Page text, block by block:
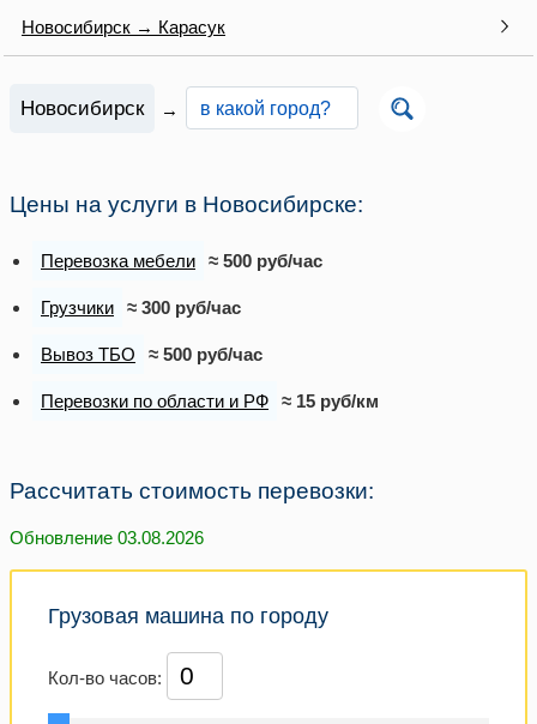
Новосибирск → Карасук
Новосибирск →
Цены на услуги в Новосибирске:
Перевозка мебели ≈ 500 руб/час
Грузчики ≈ 300 руб/час
Вывоз ТБО ≈ 500 руб/час
Перевозки по области и РФ ≈ 15 руб/км
Рассчитать стоимость перевозки:
Обновление 03.08.2026
Грузовая машина по городу
Кол-во часов: